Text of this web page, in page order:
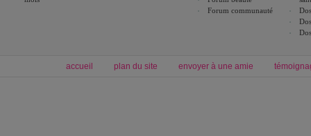
Forum communauté
accueil plan du site envoyer à une amie